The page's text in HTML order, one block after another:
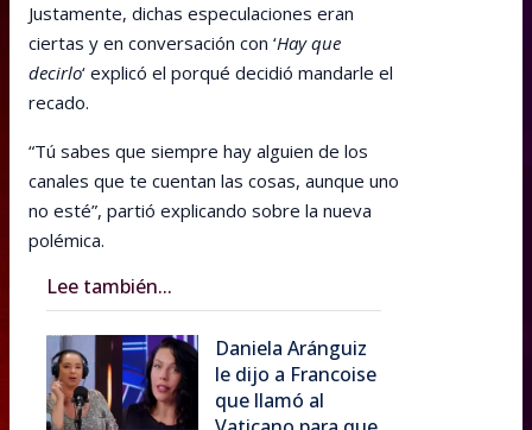
Justamente, dichas especulaciones eran
ciertas y en conversación con ‘Hay que
decirlo‘ explicó el porqué decidió mandarle el
recado.
“Tú sabes que siempre hay alguien de los
canales que te cuentan las cosas, aunque uno
no esté”, partió explicando sobre la nueva
polémica.
Lee también...
Daniela Aránguiz
le dijo a Francoise
que llamó al